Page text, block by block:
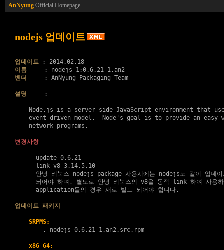
AnNyung Official Homepage
nodejs 업데이트
업데이트
: 2014.02.18
이름
     : nodejs-1:0.6.21-1.an2
벤더
     : AnNyung Packaging Team
설명
     :
Node.js is a server-side JavaScript environment that
event-driven model.  Node's goal is to provide an easy
    network programs.
변경사항
    - update 0.6.21
    - link v8 3.14.5.10
안녕 리눅스 nodejs package 사용시에는 nodejs도 같이 업데이
되어야 하며, 별도로 안녕 리눅스의 v8을 동적 link 하여 사용
      application들의 경우 새로 빌드 되어야 합니다.
업데이트 패키지
SRPMS:
        .
nodejs-0.6.21-1.an2.src.rpm
x86_64: